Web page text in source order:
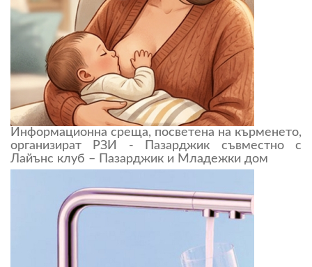
Информационна среща, посветена на кърменето,
организират РЗИ - Пазарджик съвместно с
Лайънс клуб – Пазарджик и Младежки дом